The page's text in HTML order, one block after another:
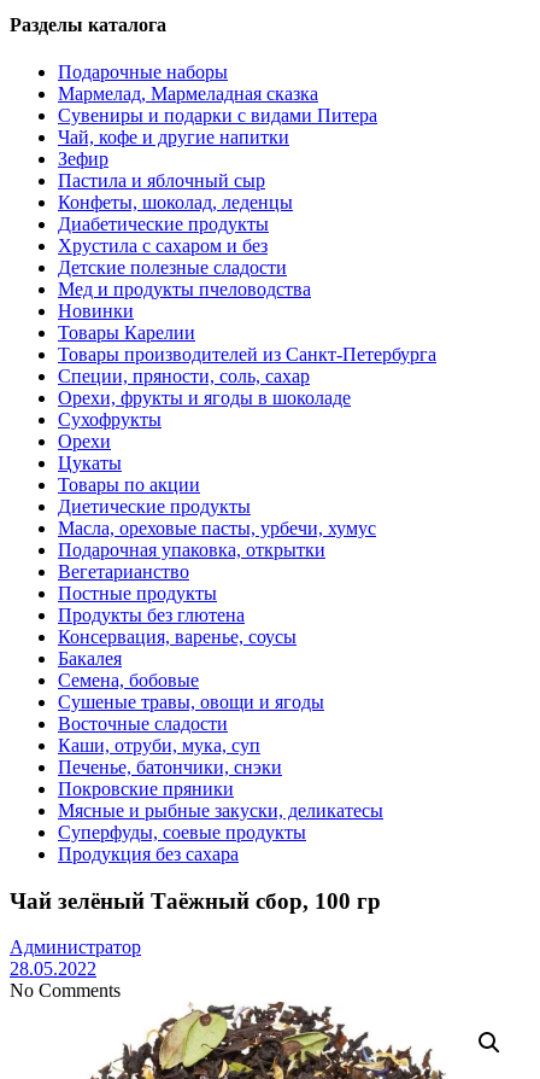
Разделы каталога
Подарочные наборы
Мармелад, Мармеладная сказка
Сувениры и подарки с видами Питера
Чай, кофе и другие напитки
Зефир
Пастила и яблочный сыр
Конфеты, шоколад, леденцы
Диабетические продукты
Хрустила с сахаром и без
Детские полезные сладости
Мед и продукты пчеловодства
Новинки
Товары Карелии
Товары производителей из Санкт-Петербурга
Специи, пряности, соль, сахар
Орехи, фрукты и ягоды в шоколаде
Сухофрукты
Орехи
Цукаты
Товары по акции
Диетические продукты
Масла, ореховые пасты, урбечи, хумус
Подарочная упаковка, открытки
Вегетарианство
Постные продукты
Продукты без глютена
Консервация, варенье, соусы
Бакалея
Семена, бобовые
Сушеные травы, овощи и ягоды
Восточные сладости
Каши, отруби, мука, суп
Печенье, батончики, снэки
Покровские пряники
Мясные и рыбные закуски, деликатесы
Суперфуды, соевые продукты
Продукция без сахара
Чай зелёный Таёжный сбор, 100 гр
Администратор
28.05.2022
No Comments